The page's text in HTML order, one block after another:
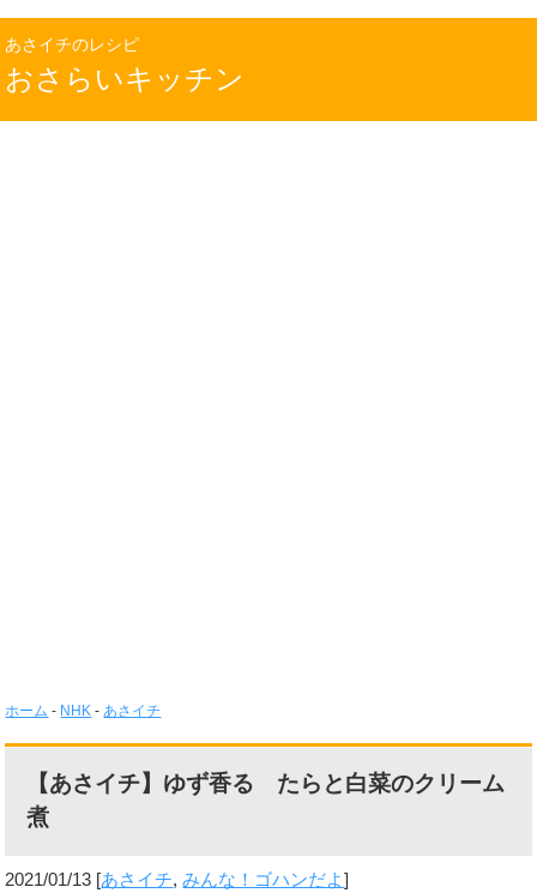
あさイチのレシピ
おさらいキッチン
ホーム - NHK - あさイチ
【あさイチ】ゆず香る たらと白菜のクリーム
煮
2021/01/13 [あさイチ,みんな！ゴハンだよ]